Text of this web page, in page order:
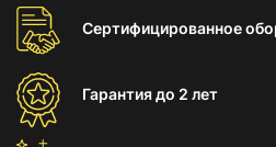
Сертифицированное
Гарантиядо 2 лет